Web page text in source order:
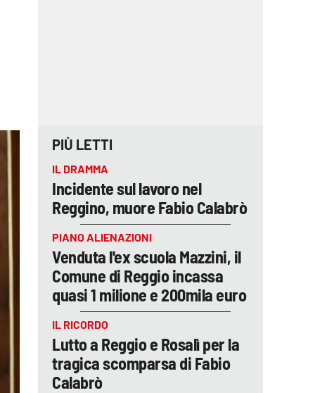
PIÙ LETTI
IL DRAMMA
Incidente sul lavoro nel
Reggino, muore Fabio Calabrò
PIANO ALIENAZIONI
Venduta l'ex scuola Mazzini, il
Comune di Reggio incassa
quasi 1 milione e 200mila euro
IL RICORDO
Lutto a Reggio e Rosalì per la
tragica scomparsa di Fabio
Calabrò